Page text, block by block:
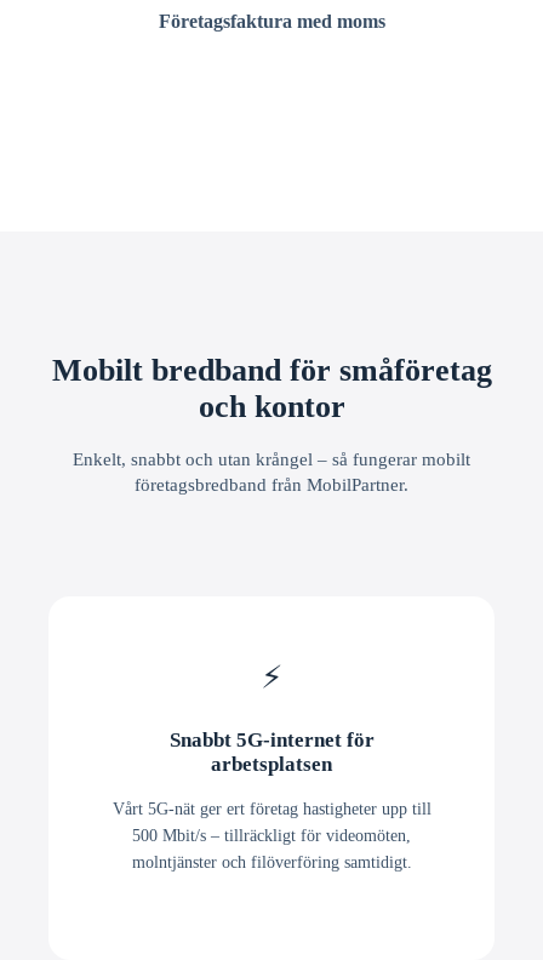
Företagsfaktura med moms
Mobilt bredband för småföretag
och kontor
Enkelt, snabbt och utan krångel – så fungerar mobilt
företagsbredband från MobilPartner.
⚡
Snabbt 5G-internet för
arbetsplatsen
Vårt 5G-nät ger ert företag hastigheter upp till
500 Mbit/s – tillräckligt för videomöten,
molntjänster och filöverföring samtidigt.